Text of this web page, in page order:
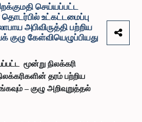
செய்யப்பட்ட
தொடர்பில் உட்கட்டமைப்பு
அபிவிருத்தி பற்றிய
குழு கேள்வியெழுப்பியது
மூன்று நிலக்கரி
தரம் பற்றிய
– குழு அறிவுறுத்தல்